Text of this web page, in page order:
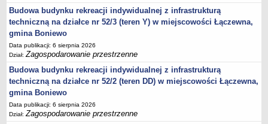
RODO
REJESTRY
Rejestry i ewidencje
Rejestr działalności regulowanej
Ewidencja udzielonych i cofniętych zezwoleń na prowadzenie
Zbiorowego Zaopatrzenia w Wodę i Zbiorowego Odprowadzania
Ścieków
Rejestr Instytucji Kultury
Zestawienie przedsiębiorców w zakresie opróżniania zbiorników
Budowa budynku rekreacji indywidualnej z infrastrukturą
techniczną na działce nr 52/3 (teren Y) w miejscowości Łączewna,
gmina Boniewo
Data publikacji: 6 sierpnia 2026
Dział:Zagospodarowanie przestrzenne
Budowa budynku rekreacji indywidualnej z infrastrukturą
techniczną na działce nr 52/2 (teren DD) w miejscowości Łączewna,
gmina Boniewo
Data publikacji: 6 sierpnia 2026
Dział:Zagospodarowanie przestrzenne